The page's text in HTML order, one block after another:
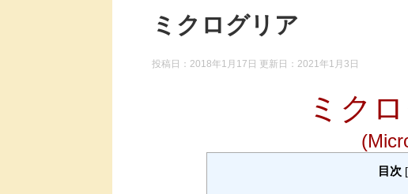
ミクログリア
投稿日：2018年1月17日 更新日： 2021年1月3日
ミク
目次 [